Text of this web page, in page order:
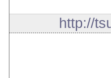
http://